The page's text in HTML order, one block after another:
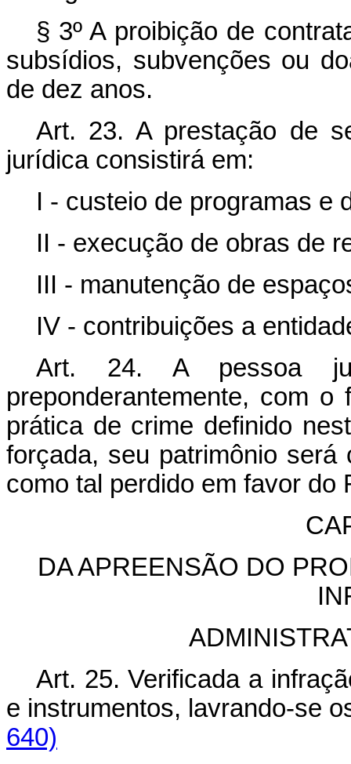
§ 3º A proibição de
subsídios, subvenções ou
de dez anos.
Art. 23. A prestação de
jurídica consistirá em:
I - custeio de programas e
II - execução de obras de
III - manutenção de
IV - contribuições a
Art. 24. A pessoa
preponderantemente, com
prática de crime definido
forçada, seu patrimônio
como tal perdido em favor do
DA APREENSÃO DO
Art. 25. Verificada a
e instrumentos, lavrando-
640)